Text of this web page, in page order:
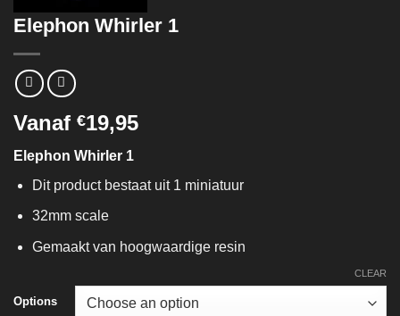
Elephon Whirler 1
Vanaf €19,95
Elephon Whirler 1
Dit product bestaat uit 1 miniatuur
32mm scale
Gemaakt van hoogwaardige resin
Options
CLEAR